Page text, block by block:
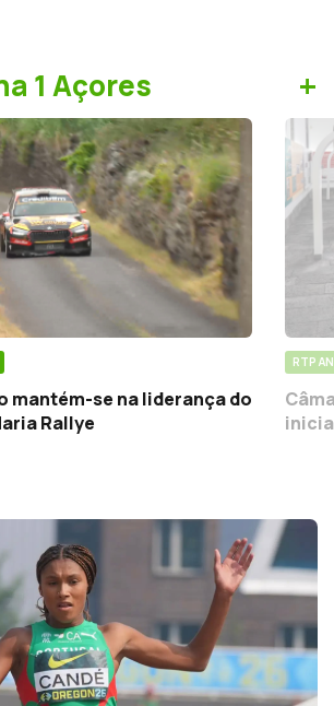
1 Açores +
mantém-se na liderança do
Rallye
RTP